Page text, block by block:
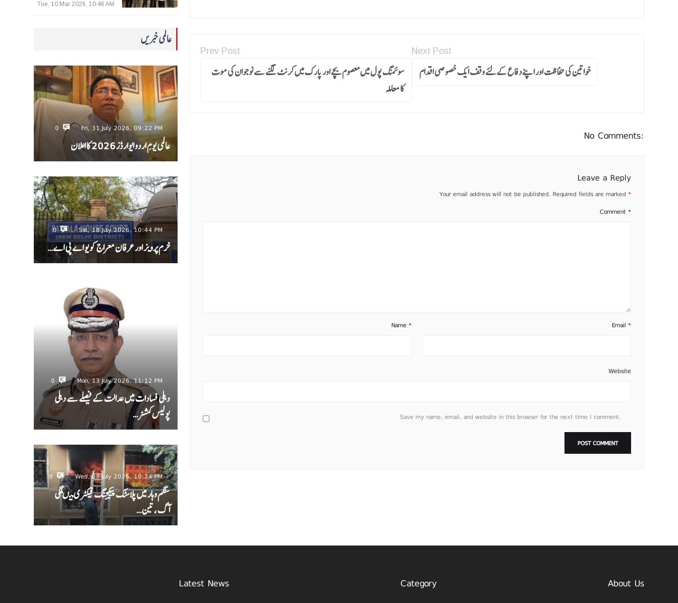
Tue, 10 Mar 2026, 10:46 AM
عالمی خبریں
Fri, 31 July 2026, 09:22 PM
0
عالمی یومِ اردو ایوارڈز 2026 کا اعلان
Sat, 18 July 2026, 10:44 PM
0
خرم پرویز اور عرفان معراج کو یو اے پی اے…
Mon, 13 July 2026, 11:12 PM
0
دہلی فسادات میں عدالت کے فیصلے سے دہلی
پولیس کمشنر…
Wed, 08 July 2026, 10:24 PM
0
سنگم وہار میں پلاسٹک پیکیجنگ فیکٹری میںلگی
آگ ، تین…
Prev Post
سوئمنگ پول میں معصوم بچے اور پارک میں کرنٹ لگنے سے نوجوان کی موت
کا معاملہ
Next Post
خواتین کی حفاظت اور اپنے دفاع کےلئے وقف ایک خصوصی اقدام
No Comments:
Leave a Reply
Your email address will not be published. Required fields are marked *
Comment *
Name* Email *
Website
Save my name, email, and website in this browser for the next time I comment.
Latest News Category About Us